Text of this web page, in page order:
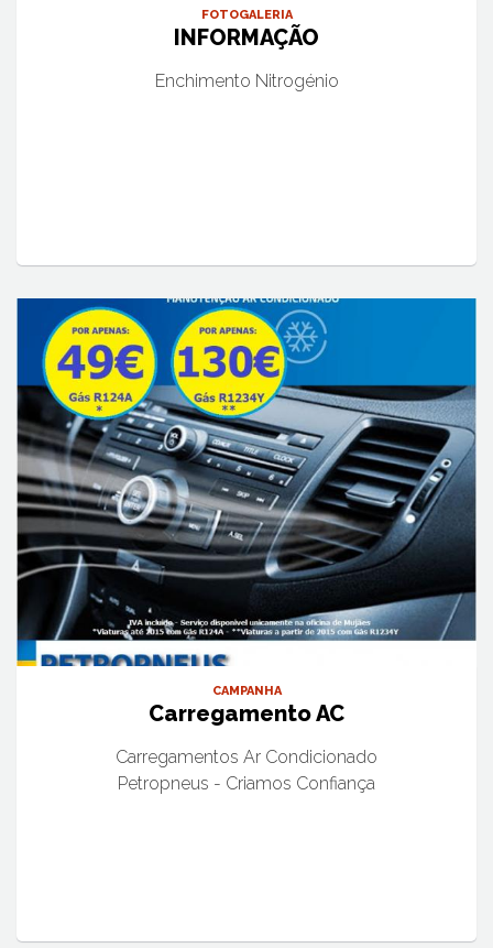
FOTOGALERIA
INFORMAÇÃO
Enchimento Nitrogénio
CAMPANHA
Carregamento AC
Carregamentos Ar Condicionado
Petropneus - Criamos Confiança